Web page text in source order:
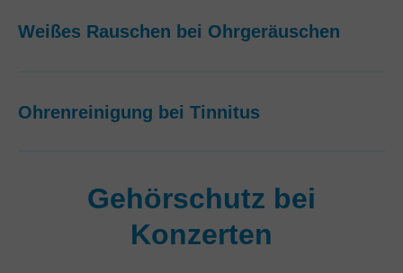
Weißes Rauschen bei Ohrgeräuschen
Ohrenreinigung bei Tinnitus
Gehörschutz bei
Konzerten